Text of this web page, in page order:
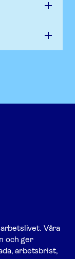
Våra
och ger
arbetsbrist,